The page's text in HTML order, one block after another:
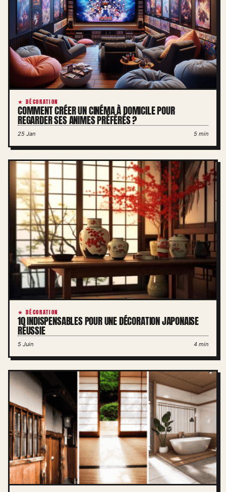
★ DÉCORATION
COMMENT CRÉER UN CINÉMA À DOMICILE POUR
REGARDER SES ANIMES PRÉFÉRÉS ?
25 Jan 5 min
★ DÉCORATION
10 INDISPENSABLES POUR UNE DÉCORATION JAPONAISE
RÉUSSIE
5 Juin 4 min